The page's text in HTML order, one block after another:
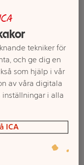
butikerna
tekniker för
och ge dig en
som hjälp i vår
av våra digitala
i alla
ICA